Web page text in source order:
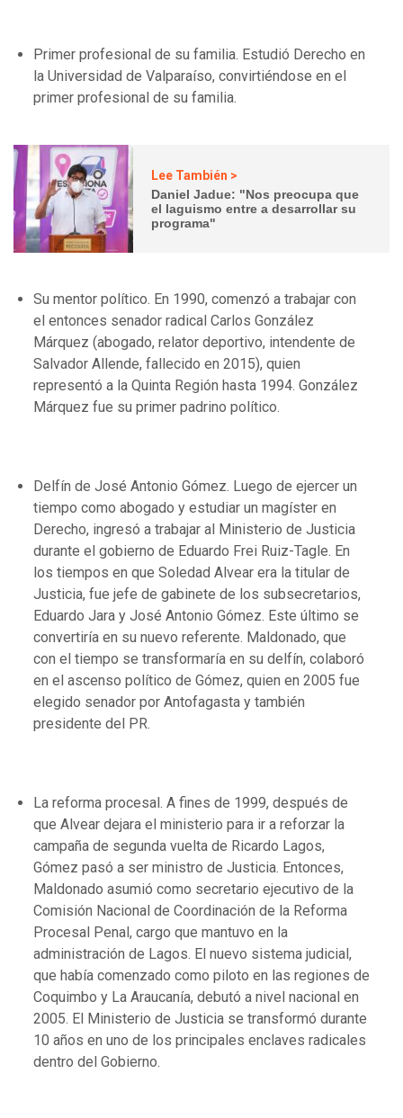
Primer profesional de su familia. Estudió Derecho en
la Universidad de Valparaíso, convirtiéndose en el
primer profesional de su familia.
Lee También >
Daniel Jadue: "Nos preocupa que
el laguismo entre a desarrollar su
programa"
Su mentor político. En 1990, comenzó a trabajar con
el entonces senador radical Carlos González
Márquez (abogado, relator deportivo, intendente de
Salvador Allende, fallecido en 2015), quien
representó a la Quinta Región hasta 1994. González
Márquez fue su primer padrino político.
Delfín de José Antonio Gómez. Luego de ejercer un
tiempo como abogado y estudiar un magíster en
Derecho, ingresó a trabajar al Ministerio de Justicia
durante el gobierno de Eduardo Frei Ruiz-Tagle. En
los tiempos en que Soledad Alvear era la titular de
Justicia, fue jefe de gabinete de los subsecretarios,
Eduardo Jara y José Antonio Gómez. Este último se
convertiría en su nuevo referente. Maldonado, que
con el tiempo se transformaría en su delfín, colaboró
en el ascenso político de Gómez, quien en 2005 fue
elegido senador por Antofagasta y también
presidente del PR.
La reforma procesal. A fines de 1999, después de
que Alvear dejara el ministerio para ir a reforzar la
campaña de segunda vuelta de Ricardo Lagos,
Gómez pasó a ser ministro de Justicia. Entonces,
Maldonado asumió como secretario ejecutivo de la
Comisión Nacional de Coordinación de la Reforma
Procesal Penal, cargo que mantuvo en la
administración de Lagos. El nuevo sistema judicial,
que había comenzado como piloto en las regiones de
Coquimbo y La Araucanía, debutó a nivel nacional en
2005. El Ministerio de Justicia se transformó durante
10 años en uno de los principales enclaves radicales
dentro del Gobierno.